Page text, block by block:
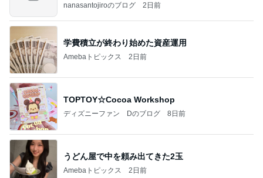
nanasantojiroのブログ 2日前
学費積立が終わり始めた資産運用
Amebaトピックス 2日前
TOPTOY☆Cocoa Workshop
ディズニーファン Dのブログ 8日前
うどん屋で中を頼み出てきた2玉
Amebaトピックス 2日前